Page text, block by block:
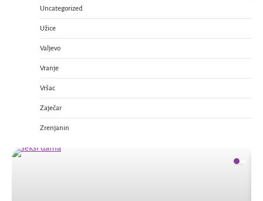
Uncategorized
Užice
Valjevo
Vranje
Vršac
Zaječar
Zrenjanin